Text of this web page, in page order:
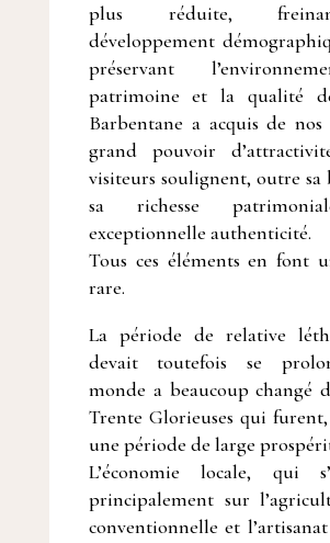
plus réduite,
développement
préservant
patrimoine et la qualité
Barbentane a acquis de
grand pouvoir
visiteurs soulignent, outre sa
sa richesse
exceptionnelle authenticité.
Tous ces éléments en font
rare.
La période de relative
devait toutefois se
monde a beaucoup changé
Trente Glorieuses qui
une période de large
L’économie locale, qui
principalement sur
conventionnelle et